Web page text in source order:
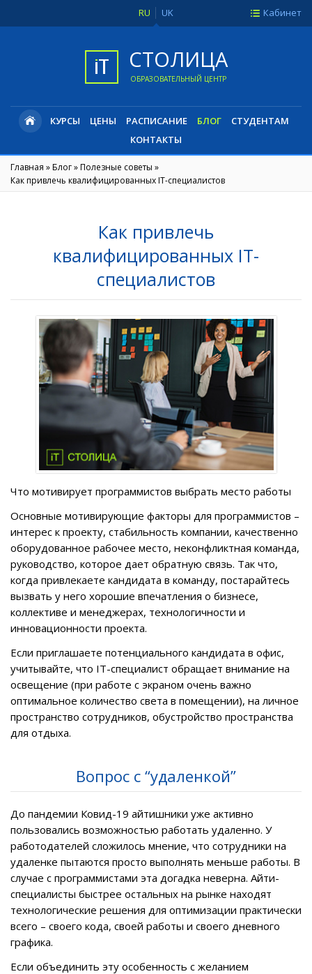
RU UK Кабинет
СТОЛИЦА
ОБРАЗОВАТЕЛЬНЫЙ ЦЕНТР
КУРСЫ ЦЕНЫ РАСПИСАНИЕ БЛОГ
СТУДЕНТАМ
КОНТАКТЫ
Главная »Блог»Полезные советы »
Как привлечь квалифицированных IT-специалистов
Как привлечь
квалифицированных IT-
специалистов
Что мотивирует программистов выбрать место работы
Основные мотивирующие факторы для программистов –
интерес к проекту, стабильность компании, качественно
оборудованное рабочее место, неконфликтная команда,
руководство, которое дает обратную связь. Так что,
когда привлекаете кандидата в команду, постарайтесь
вызвать у него хорошие впечатления о бизнесе,
коллективе и менеджерах, технологичности и
инновационности проекта.
Если приглашаете потенциального кандидата в офис,
учитывайте, что IT-специалист обращает внимание на
освещение (при работе с экраном очень важно
оптимальное количество света в помещении), на личное
пространство сотрудников, обустройство пространства
для отдыха.
Вопрос с “удаленкой”
До пандемии Ковид-19 айтишники уже активно
пользовались возможностью работать удаленно. У
работодателей сложилось мнение, что сотрудники на
удаленке пытаются просто выполнять меньше работы. В
случае с программистами эта догадка неверна. Айти-
специалисты быстрее остальных на рынке находят
технологические решения для оптимизации практически
всего – своего кода, своей работы и своего дневного
графика.
Если объединить эту особенность с желанием